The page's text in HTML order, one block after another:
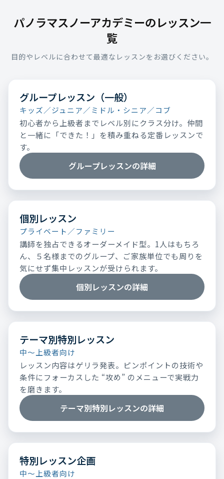
パノラマスノーアカデミーのレッスン一
覧
目的やレベルに合わせて最適なレッスンをお選びください。
グループレッスン（一般）
キッズ／ジュニア／ミドル・シニア／コブ
初心者から上級者までレベル別にクラス分け。仲間
と一緒に「できた！」を積み重ねる定番レッスンで
す。
グループレッスンの詳細
個別レッスン
プライベート／ファミリー
講師を独占できるオーダーメイド型。1人はもちろ
ん、５名様までのグループ、ご家族単位でも周りを
気にせず集中レッスンが受けられます。
個別レッスンの詳細
テーマ別特別レッスン
中～上級者向け
レッスン内容はゲリラ発表。ピンポイントの技術や
条件にフォーカスした “攻め” のメニューで実戦力
を磨きます。
テーマ別特別レッスンの詳細
特別レッスン企画
中～上級者向け